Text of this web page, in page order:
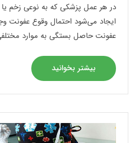
در هر عمل پزشکی که به نوعی زخم
ایجاد می‌شود احتمال وقوع عفونت
عفونت حاصل بستگی به موارد
بیشتر بخوانید